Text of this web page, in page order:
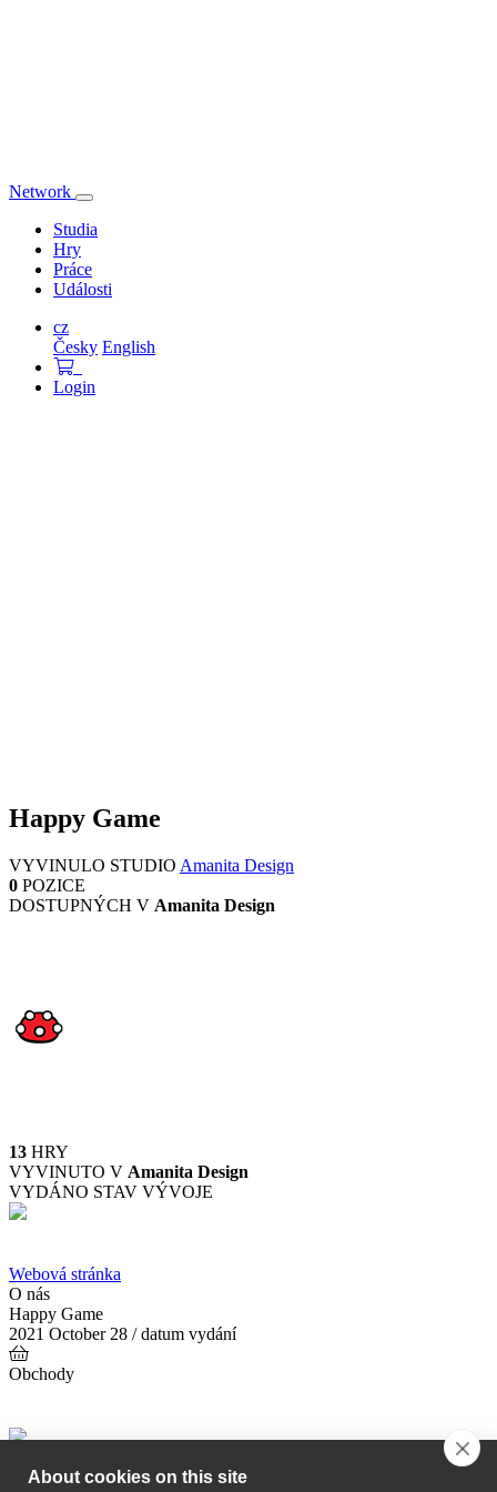
Network
Přepnout
navigaci
Studia
Hry
Práce
Události
cz
Česky English
Login
Happy Game
VYVINULO STUDIO Amanita Design
0 POZICE
DOSTUPNÝCH V Amanita Design
13 HRY
VYVINUTO V Amanita Design
VYDÁNO STAV VÝVOJE
Webová stránka
O nás
Happy Game
2021 October 28 / datum vydání
Obchody
About cookies on this site